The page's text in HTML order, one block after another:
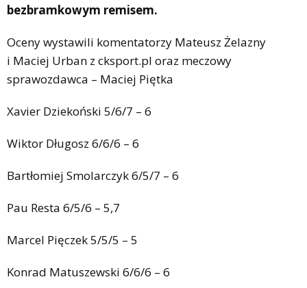
bezbramkowym remisem.
Oceny wystawili komentatorzy Mateusz Żelazny
i Maciej Urban z cksport.pl oraz meczowy
sprawozdawca – Maciej Piętka
Xavier Dziekoński 5/6/7 – 6
Wiktor Długosz 6/6/6 – 6
Bartłomiej Smolarczyk 6/5/7 – 6
Pau Resta 6/5/6 – 5,7
Marcel Pięczek 5/5/5 – 5
Konrad Matuszewski 6/6/6 – 6